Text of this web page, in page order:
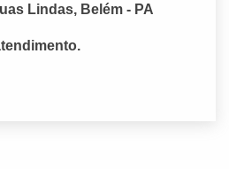
Lindas, Belém - PA